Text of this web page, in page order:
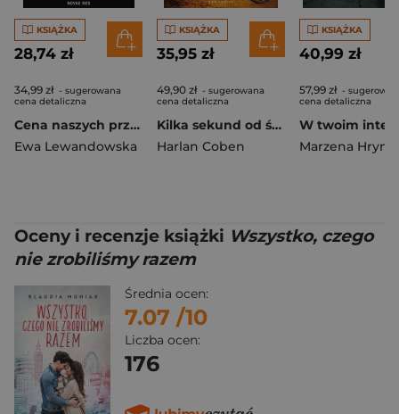
KSIĄŻKA
28,74 zł
34,99 zł - sugerowana
cena detaliczna
Cena naszych przeżyć
Ewa Lewandowska
KSIĄŻKA
35,95 zł
49,90 zł - sugerowana
cena detaliczna
Kilka sekund od śmierci
Harlan Coben
KSIĄŻKA
40,99 zł
57,99 zł -
cena detaliczna
W twoim
Marzena
Oceny i recenzje książki Wszystko, czego
nie zrobiliśmy razem
Średnia ocen:
7.07 /10
Liczba ocen:
176